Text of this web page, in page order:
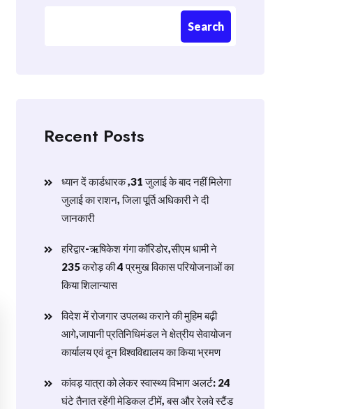
Search
Recent Posts
ध्यान दें कार्डधारक ,31 जुलाई के बाद नहीं मिलेगा
जुलाई का राशन, जिला पूर्ति अधिकारी ने दी
जानकारी
हरिद्वार-ऋषिकेश गंगा कॉरिडोर,सीएम धामी ने
235 करोड़ की 4 प्रमुख विकास परियोजनाओं का
किया शिलान्यास
विदेश में रोजगार उपलब्ध कराने की मुहिम बढ़ी
आगे,जापानी प्रतिनिधिमंडल ने क्षेत्रीय सेवायोजन
कार्यालय एवं दून विश्वविद्यालय का किया भ्रमण
​कांवड़ यात्रा को लेकर स्वास्थ्य विभाग अलर्ट: 24
घंटे तैनात रहेंगी मेडिकल टीमें, बस और रेलवे स्टैंड